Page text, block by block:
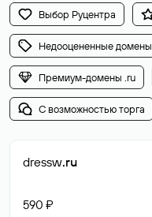
Выбор Руцентра
Недооцененные домены
Премиум-домены .ru
С возможностью торга
dressw.ru
590 ₽